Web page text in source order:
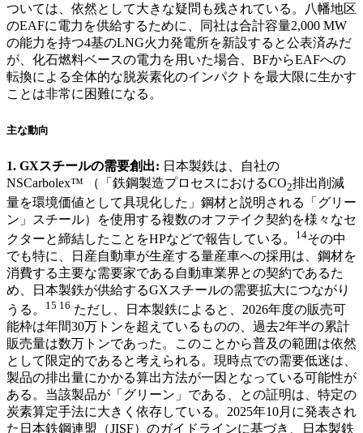
ついては、依然として大きな疑問も残されている。八幡地区
のEAFに電力を供給するために、同社は合計容量2,000 MW
の能力を持つ4基のLNG火力発電所を新設すると公表済みだ
が、化石燃料ベースの電力を用いた場合、BFからEAFへの
転換による全体的な脱炭素化のインパクトを最大限に生かす
ことは非常に困難になる。
主な動向
1. GXスチールの需要創出: 日本製鉄は、自社の
NSCarbolex™
（「鉄鋼製造プロセスにおけるCO2排出削減
量を環境価値として具現化した」鋼材と説明される「グリー
ン」スチール）を使用する複数のオフテイク契約を様々なセ
クターと締結したことをHPなどで報告している。
14その中
でも特に、日産自動車が生産する量産車への採用は、鋼材を
消費する主要な需要家である自動車業界との契約であるた
め、日本製鉄が供給するGXスチールの需要拡大につながり
うる。
15 16 ただし、日本製鉄によると、2026年度の販売可
能枠は年間30万トンを超えているものの、過去2年半の累計
販売量は数万トンであった。このことから普及の範囲は依然
として限定的であると考えられる。現時点での需要低迷は、
製品の排出量にかかる算出方法が一因となっている可能性が
ある。当該製品が「グリーン」である、との証明は、特定の
炭素算定手法に大きく依存している。2025年10月に発表され
た日本鉄鋼連盟（JISF）のガイドラインに基づき、日本製鉄